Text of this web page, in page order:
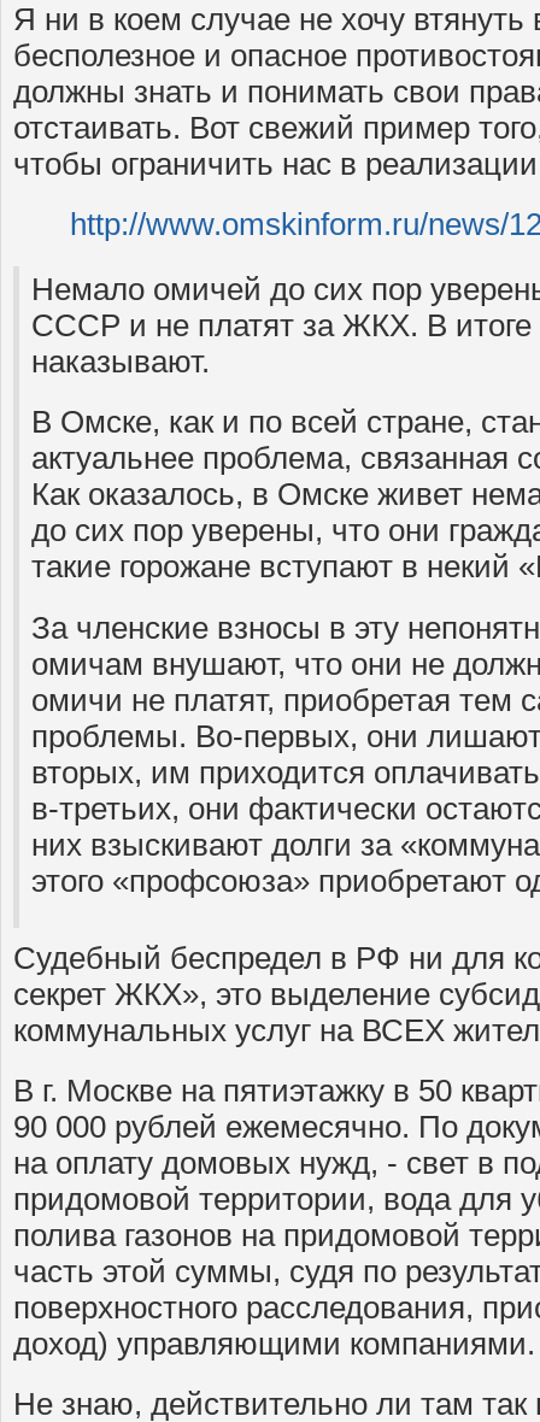
Я ни в коем случае не хочу
бесполезное и опасное
должны знать и понимать свои
отстаивать. Вот свежий пример
чтобы ограничить нас в
http://www.omskinform.ru/news/
Немало омичей до сих пор
СССР и не платят за ЖКХ. В итоге
наказывают.
В Омске, как и по всей стране,
актуальнее проблема, связанная
Как оказалось, в Омске живет
до сих пор уверены, что они
такие горожане вступают в
За членские взносы в эту
омичам внушают, что они не
омичи не платят, приобретая
проблемы. Во-первых, они
вторых, им приходится
в-третьих, они фактически
них взыскивают долги за
этого «профсоюза» приобретают
Судебный беспредел в РФ ни для
секрет ЖКХ», это выделение
коммунальных услуг на ВСЕХ
В г. Москве на пятиэтажку в 50
90 000 рублей ежемесячно. По
на оплату домовых нужд, - свет в
придомовой территории, вода для
полива газонов на придомовой
часть этой суммы, судя по
поверхностного расследования,
доход) управляющими компаниями.
Не знаю, действительно ли там так